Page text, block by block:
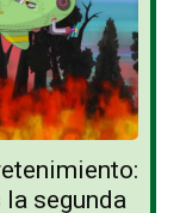
la segunda